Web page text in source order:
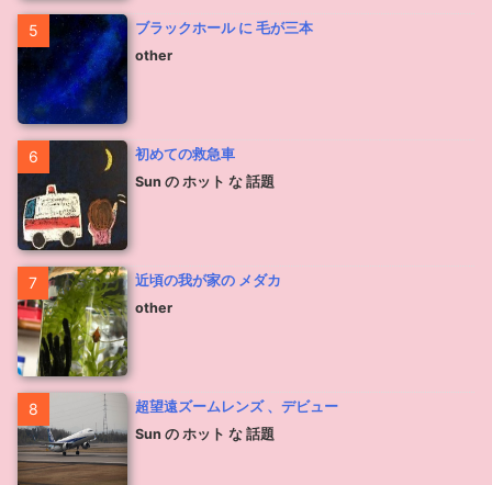
5
ブラックホール に 毛が三本
other
6
初めての救急車
Sun の ホット な 話題
7
近頃の我が家の メダカ
other
8
超望遠ズームレンズ 、デビュー
Sun の ホット な 話題